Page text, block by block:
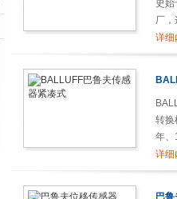
史
厂
详细
转换
年、
公司
详细
巴